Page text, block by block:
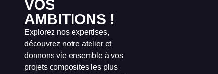
VOS
AMBITIONS !
Explorez nos expertises,
découvrez notre atelier et
donnons vie ensemble à vos
projets composites les plus